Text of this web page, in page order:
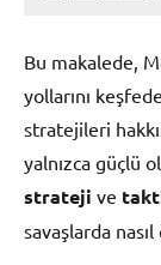
Bu makalede,
yollarını
stratejileri
yalnızca güçlü
strateji ve
savaşlarda